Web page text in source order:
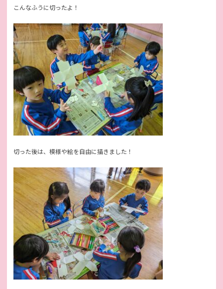
こんなふうに切ったよ！
切った後は、模様や絵を自由に描きました！